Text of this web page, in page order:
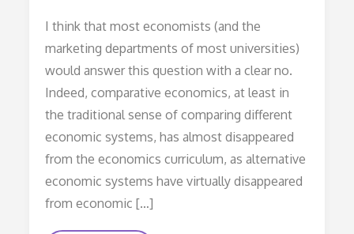
I think that most economists (and the
marketing departments of most universities)
would answer this question with a clear no.
Indeed, comparative economics, at least in
the traditional sense of comparing different
economic systems, has almost disappeared
from the economics curriculum, as alternative
economic systems have virtually disappeared
from economic […]